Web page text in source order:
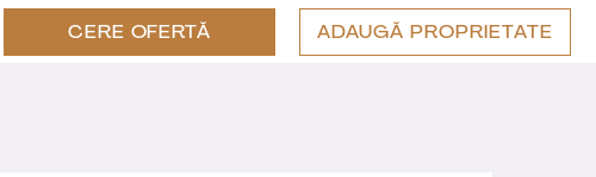
CERE OFERTĂ ADAUGĂ PROPRIETATE